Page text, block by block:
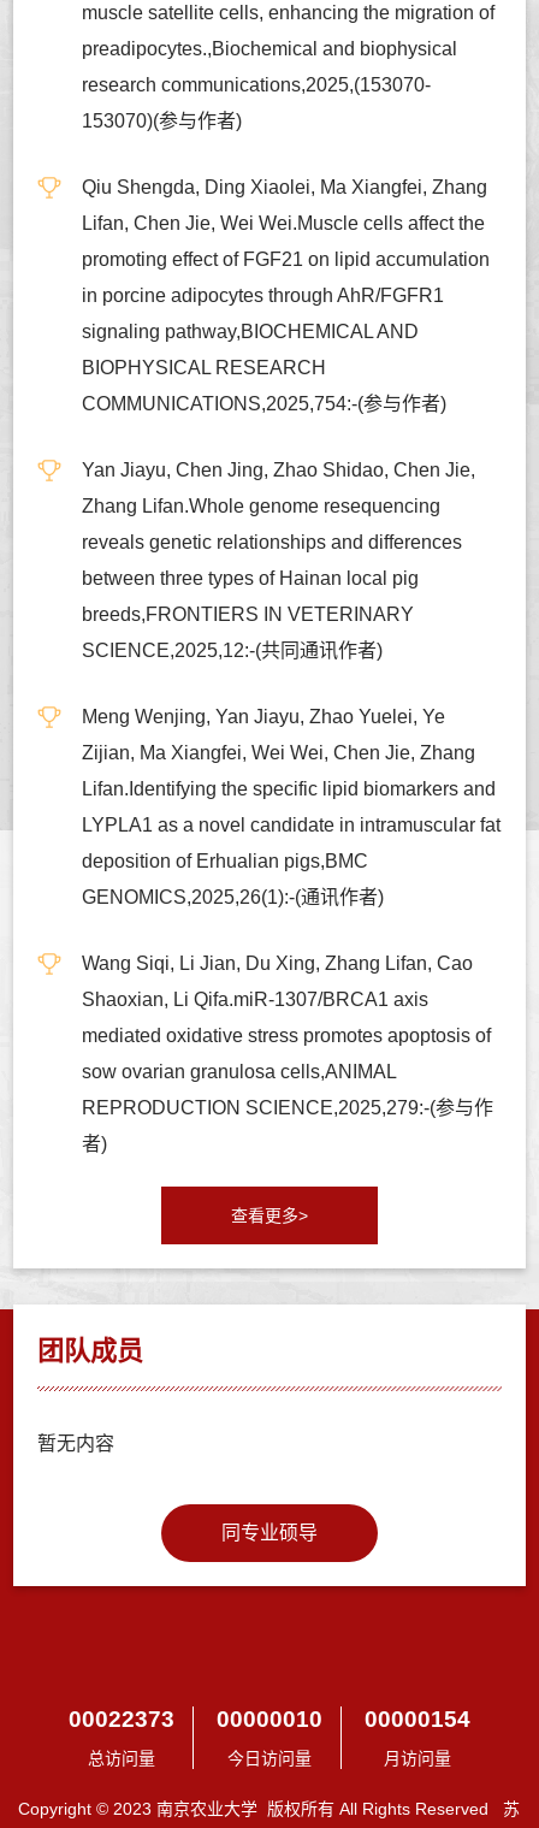
muscle satellite cells, enhancing the migration of
preadipocytes.,Biochemical and biophysical
research communications,2025,(153070-
153070)(参与作者)
Qiu Shengda, Ding Xiaolei, Ma Xiangfei, Zhang
Lifan, Chen Jie, Wei Wei.Muscle cells affect the
promoting effect of FGF21 on lipid accumulation
in porcine adipocytes through AhR/FGFR1
signaling pathway,BIOCHEMICAL AND
BIOPHYSICAL RESEARCH
COMMUNICATIONS,2025,754:-(参与作者)
Yan Jiayu, Chen Jing, Zhao Shidao, Chen Jie,
Zhang Lifan.Whole genome resequencing
reveals genetic relationships and differences
between three types of Hainan local pig
breeds,FRONTIERS IN VETERINARY
SCIENCE,2025,12:-(共同通讯作者)
Meng Wenjing, Yan Jiayu, Zhao Yuelei, Ye
Zijian, Ma Xiangfei, Wei Wei, Chen Jie, Zhang
Lifan.Identifying the specific lipid biomarkers and
LYPLA1 as a novel candidate in intramuscular fat
deposition of Erhualian pigs,BMC
GENOMICS,2025,26(1):-(通讯作者)
Wang Siqi, Li Jian, Du Xing, Zhang Lifan, Cao
Shaoxian, Li Qifa.miR-1307/BRCA1 axis
mediated oxidative stress promotes apoptosis of
sow ovarian granulosa cells,ANIMAL
REPRODUCTION SCIENCE,2025,279:-(参与作
者)
查看更多>
团队成员
暂无内容
同专业硕导
00022373
总访问量
00000010
今日访问量
00000154
月访问量
Copyright © 2023 南京农业大学 版权所有 All Rights Reserved 苏